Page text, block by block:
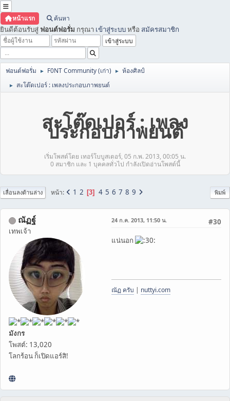
หน้าแรก ค้นหา
ยินดีต้อนรับสู่ ฟอนต์ฟอรั่ม กรุณา เข้าสู่ระบบหรือ สมัครสมาชิก
ฟอนต์ฟอรั่ม ► F0NT Community (เก่า) ► ห้องศิลป์
► สะโต๊ดเปอร์ : เพลงประกอบภาพยนต์
สะโต๊ดเปอร์ : เพลง
ประกอบภาพยนต์
เริ่มโพสต์โดย เทอร์โบบูสเตอร์, 05 ก.พ. 2013, 00:05 น.
0 สมาชิก และ 1 บุคคลทั่วไป กำลังเปิดอ่านโพสต์นี้
พิมพ์
เลื่อนลงด้านล่าง หน้า 1 2 3 4 5 6 7 8 9
ณัฏฐ์
เทพเจ้า
มังกร
โพสต์: 13,020
โลกร้อน ก็เปิดแอร์สิ!
#30
24 ก.ค. 2013, 11:50 น.
แน่นอก
ณัฏ ครับ | nuttyi.com